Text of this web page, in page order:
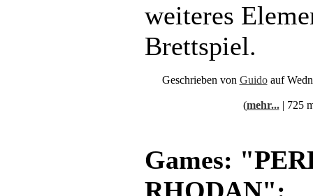
weiteres
Brettspiel.
Geschrieben von Guidoauf
(mehr...| 725
Games: